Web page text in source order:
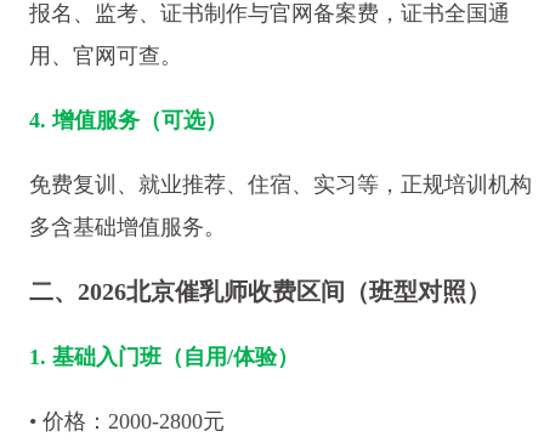
报名、监考、证书制作与官网备案费，证书全国通
用、官网可查。
4. 增值服务（可选）
免费复训、就业推荐、住宿、实习等，正规培训机构
多含基础增值服务。
二、2026北京催乳师收费区间（班型对照）
1. 基础入门班（自用/体验）
• 价格：2000-2800元